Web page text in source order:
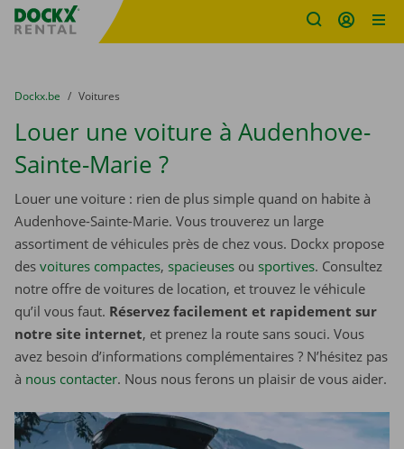
sitename
You are here:
du
Dockx.be to
Voitures
Louer une voiture à Audenhove-
Sainte-Marie ?
Louer une voiture : rien de plus simple quand on habite à
Audenhove-Sainte-Marie. Vous trouverez un large
assortiment de véhicules près de chez vous. Dockx propose
des voitures compactes, spacieuses ou sportives. Consultez
notre offre de voitures de location, et trouvez le véhicule
qu’il vous faut. Réservez facilement et rapidement sur
notre site internet, et prenez la route sans souci. Vous
avez besoin d’informations complémentaires ? N’hésitez pas
à nous contacter. Nous nous ferons un plaisir de vous aider.